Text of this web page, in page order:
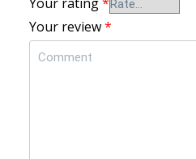
Your review*